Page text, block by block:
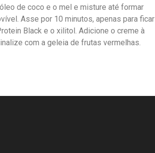
de coco e o mel e misture até formar
Asse por 10 minutos, apenas para ficar
Black e o xilitol. Adicione o creme à
com a geleia de frutas vermelhas.